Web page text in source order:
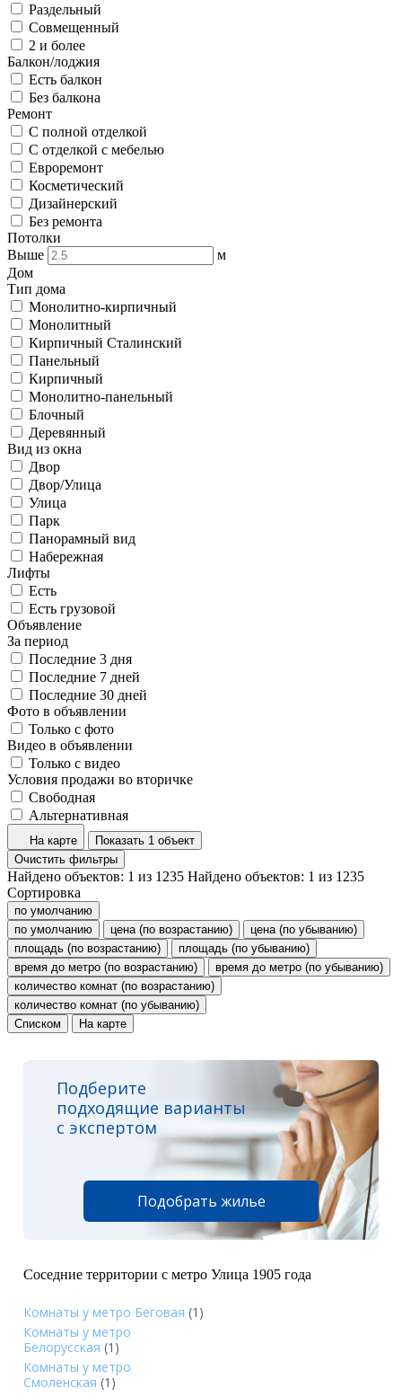
Раздельный
Совмещенный
2 и более
Балкон/лоджия
Есть балкон
Без балкона
Ремонт
С полной отделкой
С отделкой с мебелью
Евроремонт
Косметический
Дизайнерский
Без ремонта
Потолки
Выше
м
Дом
Тип дома
Монолитно-кирпичный
Монолитный
Кирпичный Сталинский
Панельный
Кирпичный
Монолитно-панельный
Блочный
Деревянный
Вид из окна
Двор
Двор/Улица
Улица
Парк
Панорамный вид
Набережная
Лифты
Есть
Есть грузовой
Объявление
За период
Последние 3 дня
Последние 7 дней
Последние 30 дней
Фото в объявлении
Только с фото
Видео в объявлении
Только с видео
Условия продажи во вторичке
Свободная
Альтернативная
На карте
Показать 1 объект
Очистить фильтры
Найдено объектов: 1 из 1235 Найдено объектов: 1 из 1235
Сортировка
по умолчанию
по умолчанию
цена (по возрастанию)
цена (по убыванию)
площадь (по возрастанию)
площадь (по убыванию)
время до метро (по возрастанию)
время до метро (по убыванию)
количество комнат (по возрастанию)
количество комнат (по убыванию)
Списком
На карте
Подберите
подходящие варианты
с экспертом
Подобрать жилье
Соседние территории с метро Улица 1905 года
Комнаты у метро Беговая (1)
Комнаты у метро
Белорусская (1)
Комнаты у метро
Смоленская (1)